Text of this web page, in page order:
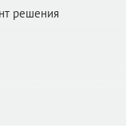
решения